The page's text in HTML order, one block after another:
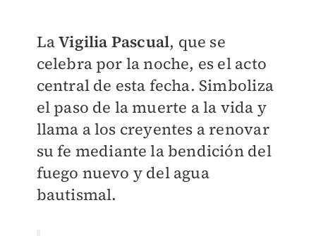
LaVigilia Pascual, que se
celebra por la noche, es el acto
central de esta fecha. Simboliza
el paso de la muerte a la vida y
llama a los creyentes a renovar
su fe mediante la bendición del
fuego nuevo y del agua
bautismal.